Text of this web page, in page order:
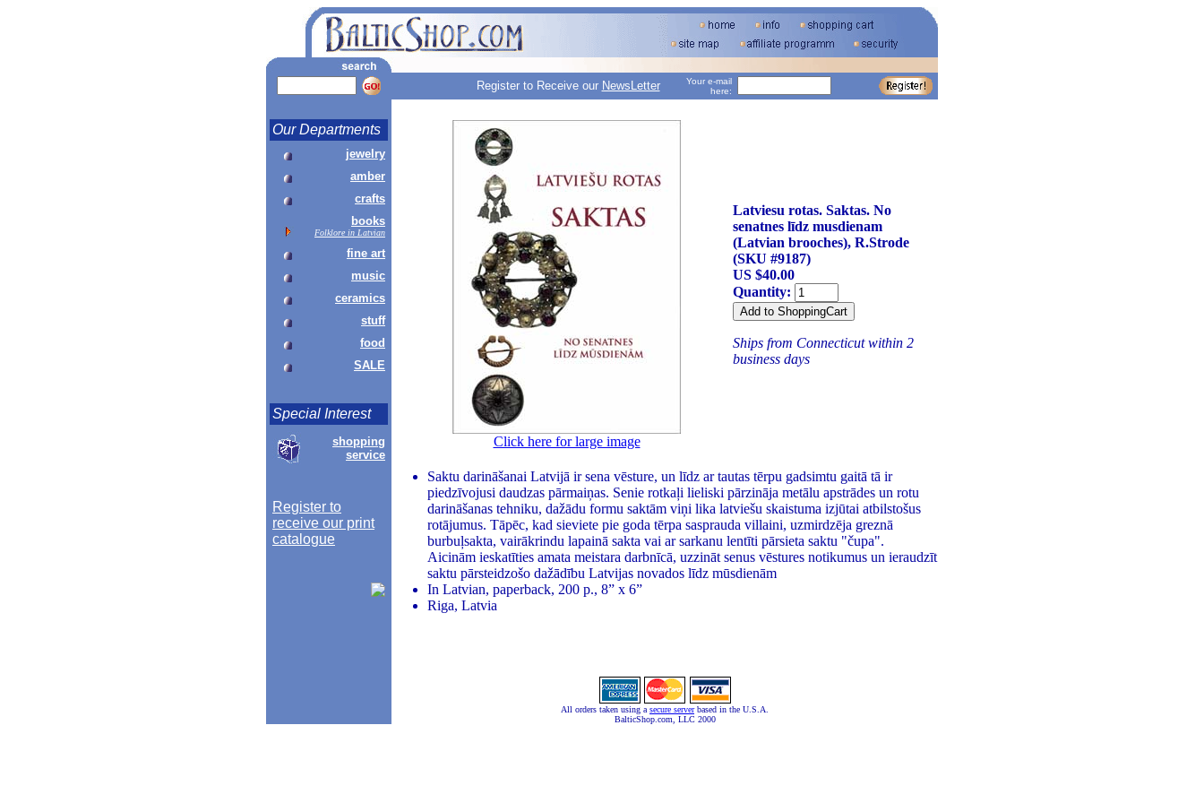
Register to Receive our NewsLetter
Your e-mail
here:
Our Departments
jewelry
amber
crafts
books
Folklore in Latvian
fine art
music
ceramics
stuff
food
SALE
Special Interest
shopping
service
Register to
receive our print
catalogue
Click here for large image
Latviesu rotas. Saktas. No
senatnes līdz musdienam
(Latvian brooches), R.Strode
(SKU #9187)
US $40.00
Quantity:
Ships from Connecticut within 2
business days
Saktu darināšanai Latvijā ir sena vēsture, un līdz ar tautas tērpu gadsimtu gaitā tā ir
piedzīvojusi daudzas pārmaiņas. Senie rotkaļi lieliski pārzināja metālu apstrādes un rotu
darināšanas tehniku, dažādu formu saktām viņi lika latviešu skaistuma izjūtai atbilstošus
rotājumus. Tāpēc, kad sieviete pie goda tērpa sasprauda villaini, uzmirdzēja greznā
burbuļsakta, vairākrindu lapainā sakta vai ar sarkanu lentīti pārsieta saktu "čupa".
Aicinām ieskatīties amata meistara darbnīcā, uzzināt senus vēstures notikumus un ieraudzīt
saktu pārsteidzošo dažādību Latvijas novados līdz mūsdienām
In Latvian, paperback, 200 p., 8” x 6”
Riga, Latvia
All orders taken using a secure serverbased in the U.S.A.
BalticShop.com, LLC 2000